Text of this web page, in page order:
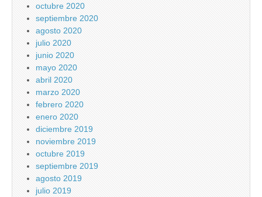
octubre 2020
septiembre 2020
agosto 2020
julio 2020
junio 2020
mayo 2020
abril 2020
marzo 2020
febrero 2020
enero 2020
diciembre 2019
noviembre 2019
octubre 2019
septiembre 2019
agosto 2019
julio 2019